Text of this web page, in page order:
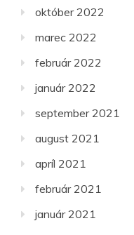
október 2022
marec 2022
február 2022
január 2022
september 2021
august 2021
apríl 2021
február 2021
január 2021